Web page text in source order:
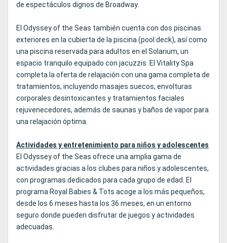
de espectáculos dignos de Broadway.
El Odyssey of the Seas también cuenta con dos piscinas
exteriores en la cubierta de la piscina (pool deck), así como
una piscina reservada para adultos en el Solarium, un
espacio tranquilo equipado con jacuzzis. El Vitality Spa
completa la oferta de relajación con una gama completa de
tratamientos, incluyendo masajes suecos, envolturas
corporales desintoxicantes y tratamientos faciales
rejuvenecedores, además de saunas y baños de vapor para
una relajación óptima.
Actividades y entretenimiento para niños y adolescentes
El Odyssey of the Seas ofrece una amplia gama de
actividades gracias a los clubes para niños y adolescentes,
con programas dedicados para cada grupo de edad. El
programa Royal Babies & Tots acoge a los más pequeños,
desde los 6 meses hasta los 36 meses, en un entorno
seguro donde pueden disfrutar de juegos y actividades
adecuadas.